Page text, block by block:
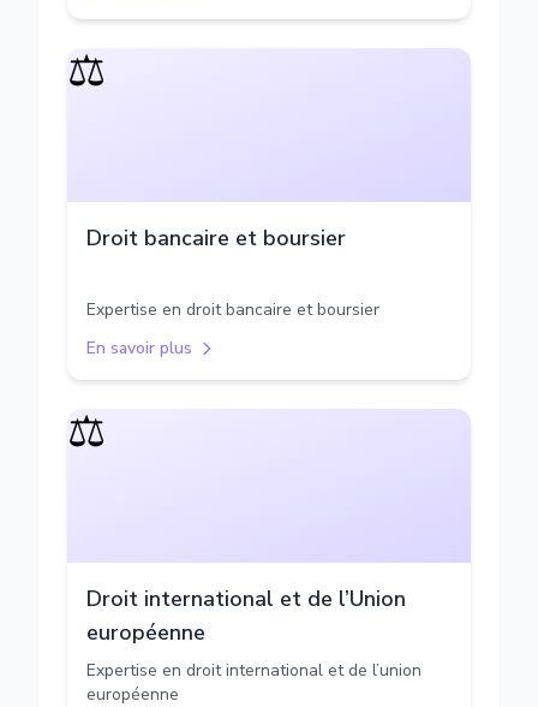
⚖️
Droit bancaire et boursier
Expertise en droit bancaire et boursier
En savoir plus
⚖️
Droit international et de l’Union
européenne
Expertise en droit international et de l’union
européenne